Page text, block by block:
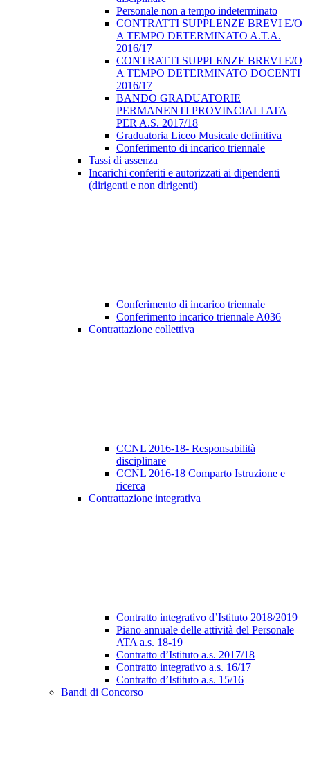
Personale non a tempo indeterminato
CONTRATTI SUPPLENZE BREVI E/O
A TEMPO DETERMINATO A.T.A.
2016/17
CONTRATTI SUPPLENZE BREVI E/O
A TEMPO DETERMINATO DOCENTI
2016/17
BANDO GRADUATORIE
PERMANENTI PROVINCIALI ATA
PER A.S. 2017/18
Graduatoria Liceo Musicale definitiva
Conferimento di incarico triennale
Tassi di assenza
Incarichi conferiti e autorizzati ai dipendenti
(dirigenti e non dirigenti)
Conferimento di incarico triennale
Conferimento incarico triennale A036
Contrattazione collettiva
CCNL 2016-18- Responsabilità
disciplinare
CCNL 2016-18 Comparto Istruzione e
ricerca
Contrattazione integrativa
Contratto integrativo d’Istituto 2018/2019
Piano annuale delle attività del Personale
ATA a.s. 18-19
Contratto d’Istituto a.s. 2017/18
Contratto integrativo a.s. 16/17
Contratto d’Istituto a.s. 15/16
Bandi di Concorso